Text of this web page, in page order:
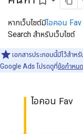
หากเว็บไซต์มีไอคอน Fav
Search สำหรับเว็บไซต์
เอกสารประกอบนี้มีไว้สำห
Google Ads โปรดดูที่ข้อกำหน
ไอคอน Fav